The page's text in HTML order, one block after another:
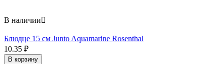
В наличии
Блюдце 15 см Junto Aquamarine Rosenthal
10.35 ₽
В корзину